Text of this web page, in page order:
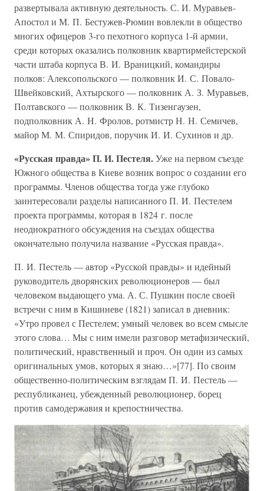
развертывала активную деятельность. С. И. Муравьев-
Апостол и М. П. Бестужев-Рюмин вовлекли в общество
многих офицеров 3-го пехотного корпуса 1-й армии,
среди которых оказались полковник квартирмейстерской
части штаба корпуса В. И. Враницкий, командиры
полков: Алексопольского — полковник И. С. Повало-
Швейковский, Ахтырского — полковник А. З. Муравьев,
Полтавского — полковник В. К. Тизенгаузен,
подполковник А. Н. Фролов, ротмистр Н. Н. Семичев,
майор М. М. Спиридов, поручик И. И. Сухинов и др.
«Русская правда» П. И. Пестеля.Уже на первом съезде
Южного общества в Киеве возник вопрос о создании его
программы. Членов общества тогда уже глубоко
заинтересовали разделы написанного П. И. Пестелем
проекта программы, которая в 1824 г. после
неоднократного обсуждения на съездах общества
окончательно получила название «Русская правда».
П. И. Пестель — автор «Русской правды» и идейный
руководитель дворянских революционеров — был
человеком выдающего ума. А. С. Пушкин после своей
встречи с ним в Кишиневе (1821) записал в дневник:
«Утро провел с Пестелем; умный человек во всем смысле
этого слова… Мы с ним имели разговор метафизический,
политический, нравственный и проч. Он один из самых
оригинальных умов, которых я знаю…»[77]. По своим
общественно-политическим взглядам П. И. Пестель —
республиканец, убежденный революционер, борец
против самодержавия и крепостничества.